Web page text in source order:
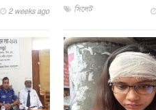
2 weeks ago সিলেট